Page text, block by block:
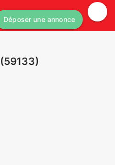
Déposer une annonce